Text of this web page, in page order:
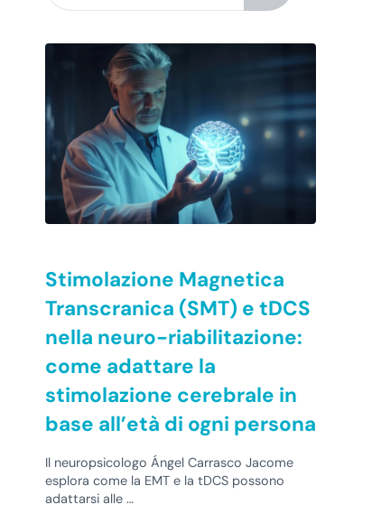
Stimolazione Magnetica
Transcranica (SMT) e tDCS
nella neuro-riabilitazione:
come adattare la
stimolazione cerebrale in
base all’età di ogni persona
Il neuropsicologo Ángel Carrasco Jacome
esplora come la EMT e la tDCS possono
adattarsi alle …